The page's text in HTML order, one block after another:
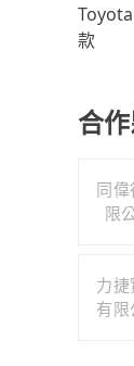
款
合
同偉
限
力捷
有限